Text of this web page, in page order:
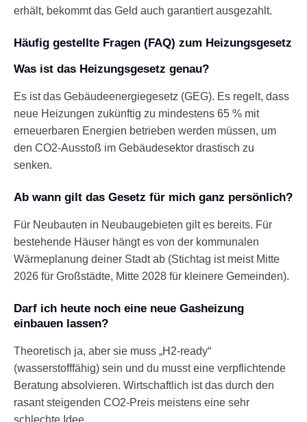
erhält, bekommt das Geld auch garantiert ausgezahlt.
Häufig gestellte Fragen (FAQ) zum Heizungsgesetz
Was ist das Heizungsgesetz genau?
Es ist das Gebäudeenergiegesetz (GEG). Es regelt, dass
neue Heizungen zukünftig zu mindestens 65 % mit
erneuerbaren Energien betrieben werden müssen, um
den CO2-Ausstoß im Gebäudesektor drastisch zu
senken.
Ab wann gilt das Gesetz für mich ganz persönlich?
Für Neubauten in Neubaugebieten gilt es bereits. Für
bestehende Häuser hängt es von der kommunalen
Wärmeplanung deiner Stadt ab (Stichtag ist meist Mitte
2026 für Großstädte, Mitte 2028 für kleinere Gemeinden).
Darf ich heute noch eine neue Gasheizung
einbauen lassen?
Theoretisch ja, aber sie muss „H2-ready“
(wasserstofffähig) sein und du musst eine verpflichtende
Beratung absolvieren. Wirtschaftlich ist das durch den
rasant steigenden CO2-Preis meistens eine sehr
schlechte Idee.